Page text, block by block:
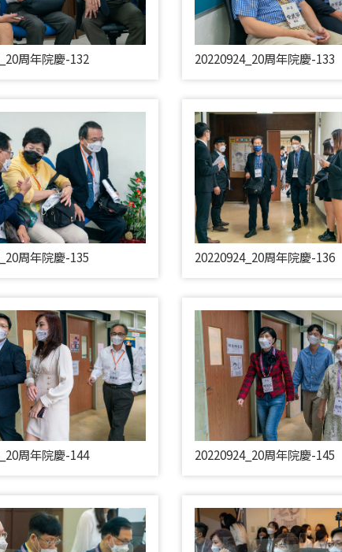
周年院慶-132 20220924_20周年院慶-133
周年院慶-135 20220924_20周年院慶-136
周年院慶-144 20220924_20周年院慶-145